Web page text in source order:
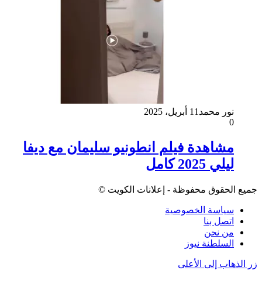
نور محمد 11 أبريل، 2025
0
مشاهدة فيلم انطونيو سليمان مع ديفا
ليلي 2025 كامل
جميع الحقوق محفوظة - إعلانات الكويت ©
سياسة الخصوصية
اتصل بنا
من نحن
السلطنة نيوز
زر الذهاب إلى الأعلى